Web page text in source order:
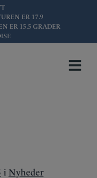
ER 17.9
ER 15.5 GRADER
i Nyheder